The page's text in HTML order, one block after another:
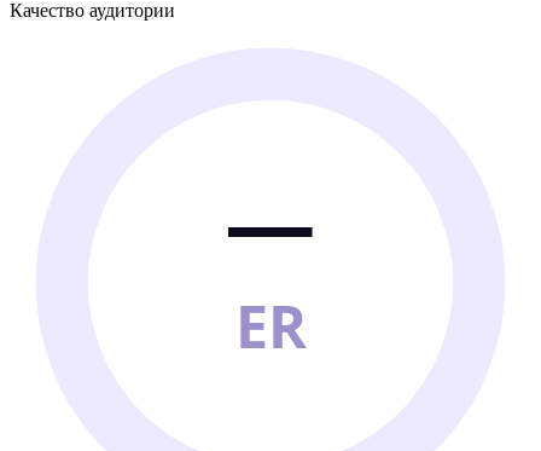
Качество аудитории
—
ER